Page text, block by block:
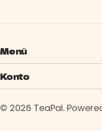
Menü
Konto
© 2026 TeaPal.